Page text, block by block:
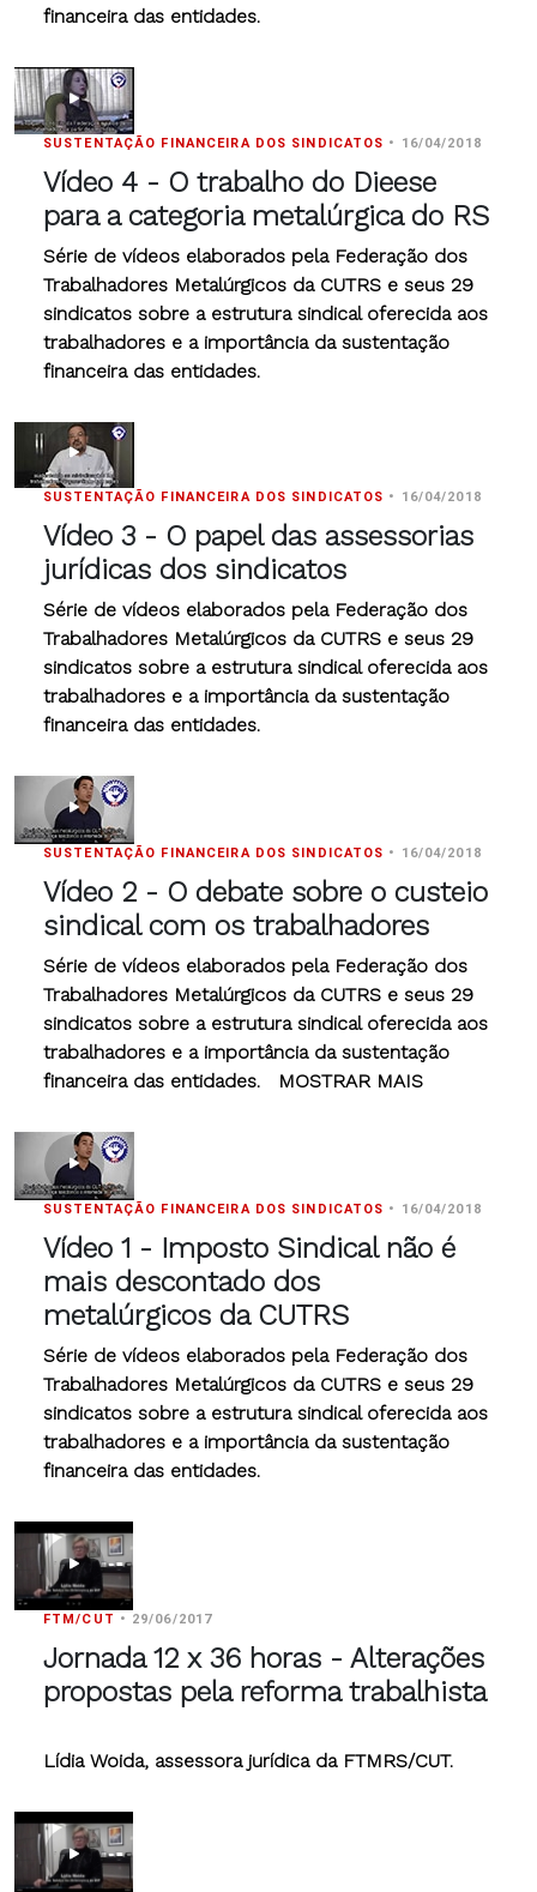
financeira das entidades.
SUSTENTAÇÃO FINANCEIRA DOS SINDICATOS • 16/04/2018
Vídeo 4 - O trabalho do Dieese
para a categoria metalúrgica do RS
Série de vídeos elaborados pela Federação dos
Trabalhadores Metalúrgicos da CUTRS e seus 29
sindicatos sobre a estrutura sindical oferecida aos
trabalhadores e a importância da sustentação
financeira das entidades.
SUSTENTAÇÃO FINANCEIRA DOS SINDICATOS • 16/04/2018
Vídeo 3 - O papel das assessorias
jurídicas dos sindicatos
Série de vídeos elaborados pela Federação dos
Trabalhadores Metalúrgicos da CUTRS e seus 29
sindicatos sobre a estrutura sindical oferecida aos
trabalhadores e a importância da sustentação
financeira das entidades.
SUSTENTAÇÃO FINANCEIRA DOS SINDICATOS • 16/04/2018
Vídeo 2 - O debate sobre o custeio
sindical com os trabalhadores
Série de vídeos elaborados pela Federação dos
Trabalhadores Metalúrgicos da CUTRS e seus 29
sindicatos sobre a estrutura sindical oferecida aos
trabalhadores e a importância da sustentação
financeira das entidades. MOSTRAR MAIS
SUSTENTAÇÃO FINANCEIRA DOS SINDICATOS • 16/04/2018
Vídeo 1 - Imposto Sindical não é
mais descontado dos
metalúrgicos da CUTRS
Série de vídeos elaborados pela Federação dos
Trabalhadores Metalúrgicos da CUTRS e seus 29
sindicatos sobre a estrutura sindical oferecida aos
trabalhadores e a importância da sustentação
financeira das entidades.
FTM/CUT • 29/06/2017
Jornada 12 x 36 horas - Alterações
propostas pela reforma trabalhista
Lídia Woida, assessora jurídica da FTMRS/CUT.